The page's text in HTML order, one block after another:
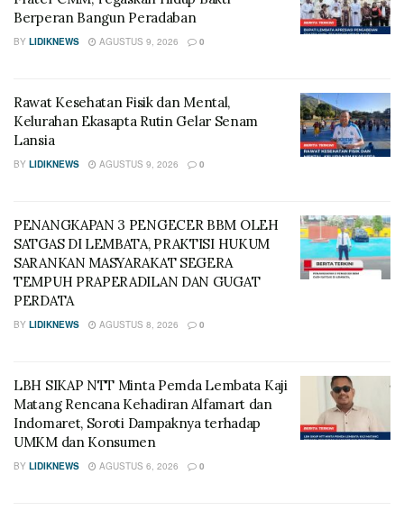
Berperan Bangun Peradaban
BY LIDIKNEWS AGUSTUS 9, 2026 0
Rawat Kesehatan Fisik dan Mental,
Kelurahan Ekasapta Rutin Gelar Senam
Lansia
BY LIDIKNEWS AGUSTUS 9, 2026 0
PENANGKAPAN 3 PENGECER BBM OLEH
SATGAS DI LEMBATA, PRAKTISI HUKUM
SARANKAN MASYARAKAT SEGERA
TEMPUH PRAPERADILAN DAN GUGAT
PERDATA
BY LIDIKNEWS AGUSTUS 8, 2026 0
LBH SIKAP NTT Minta Pemda Lembata Kaji
Matang Rencana Kehadiran Alfamart dan
Indomaret, Soroti Dampaknya terhadap
UMKM dan Konsumen
BY LIDIKNEWS AGUSTUS 6, 2026 0